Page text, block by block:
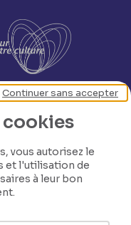
vous autorisez le
et l'utilisation de
à leur bon
Continuer sans accepter